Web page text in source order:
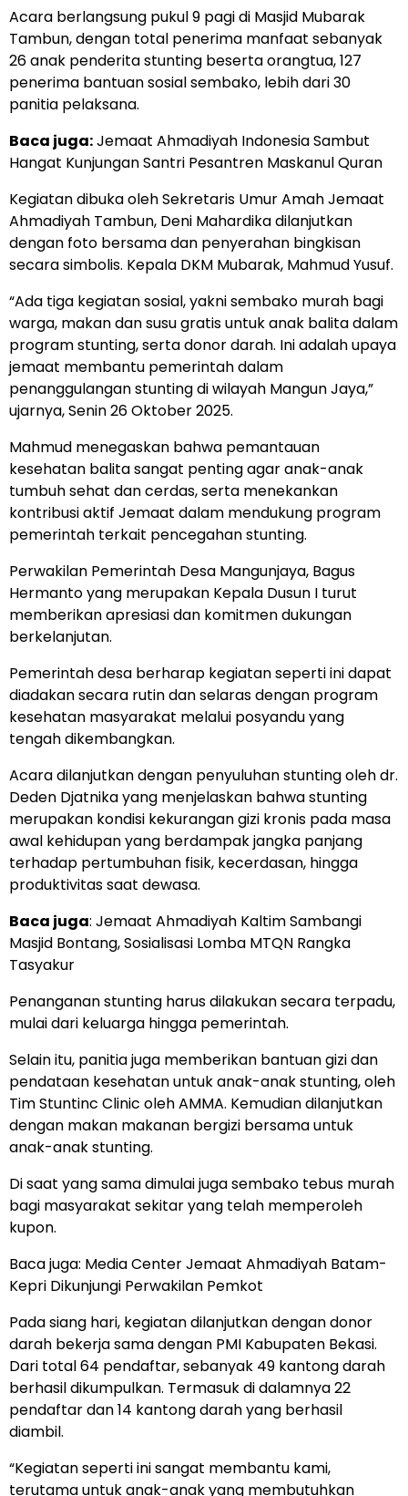
Acara berlangsung pukul 9 pagi di Masjid Mubarak
Tambun, dengan total penerima manfaat sebanyak
26 anak penderita stunting beserta orangtua, 127
penerima bantuan sosial sembako, lebih dari 30
panitia pelaksana.
Baca juga:Jemaat Ahmadiyah Indonesia Sambut
Hangat Kunjungan Santri Pesantren Maskanul Quran
Kegiatan dibuka oleh Sekretaris Umur Amah Jemaat
Ahmadiyah Tambun, Deni Mahardika dilanjutkan
dengan foto bersama dan penyerahan bingkisan
secara simbolis. Kepala DKM Mubarak, Mahmud Yusuf.
“Ada tiga kegiatan sosial, yakni sembako murah bagi
warga, makan dan susu gratis untuk anak balita dalam
program stunting, serta donor darah. Ini adalah upaya
jemaat membantu pemerintah dalam
penanggulangan stunting di wilayah Mangun Jaya,”
ujarnya, Senin 26 Oktober 2025.
Mahmud menegaskan bahwa pemantauan
kesehatan balita sangat penting agar anak-anak
tumbuh sehat dan cerdas, serta menekankan
kontribusi aktif Jemaat dalam mendukung program
pemerintah terkait pencegahan stunting.
Perwakilan Pemerintah Desa Mangunjaya, Bagus
Hermanto yang merupakan Kepala Dusun I turut
memberikan apresiasi dan komitmen dukungan
berkelanjutan.
Pemerintah desa berharap kegiatan seperti ini dapat
diadakan secara rutin dan selaras dengan program
kesehatan masyarakat melalui posyandu yang
tengah dikembangkan.
Acara dilanjutkan dengan penyuluhan stunting oleh dr.
Deden Djatnika yang menjelaskan bahwa stunting
merupakan kondisi kekurangan gizi kronis pada masa
awal kehidupan yang berdampak jangka panjang
terhadap pertumbuhan fisik, kecerdasan, hingga
produktivitas saat dewasa.
Baca juga: Jemaat Ahmadiyah Kaltim Sambangi
Masjid Bontang, Sosialisasi Lomba MTQN Rangka
Tasyakur
Penanganan stunting harus dilakukan secara terpadu,
mulai dari keluarga hingga pemerintah.
Selain itu, panitia juga memberikan bantuan gizi dan
pendataan kesehatan untuk anak-anak stunting, oleh
Tim Stuntinc Clinic oleh AMMA. Kemudian dilanjutkan
dengan makan makanan bergizi bersama untuk
anak-anak stunting.
Di saat yang sama dimulai juga sembako tebus murah
bagi masyarakat sekitar yang telah memperoleh
kupon.
Baca juga: Media Center Jemaat Ahmadiyah Batam-
Kepri Dikunjungi Perwakilan Pemkot
Pada siang hari, kegiatan dilanjutkan dengan donor
darah bekerja sama dengan PMI Kabupaten Bekasi.
Dari total 64 pendaftar, sebanyak 49 kantong darah
berhasil dikumpulkan. Termasuk di dalamnya 22
pendaftar dan 14 kantong darah yang berhasil
diambil.
“Kegiatan seperti ini sangat membantu kami,
terutama untuk anak-anak yang membutuhkan